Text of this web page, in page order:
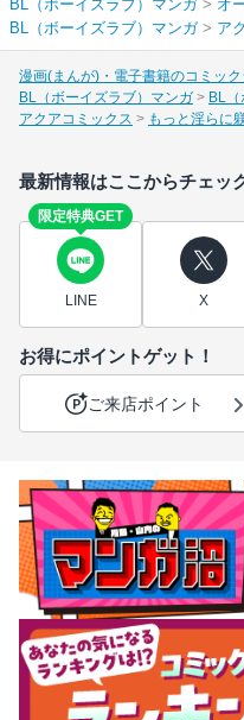
BL（ボーイズラブ）マンガ> オ
BL（ボーイズラブ）マンガ> ア
漫画(まんが)・電子書籍のコミッ
BL（ボーイズラブ）マンガ
BL
アクアコミックス
もっと淫らに
最新情報はここからチェッ
限定特典GET
LINE X
お得にポイントゲット！
ご来店ポイント